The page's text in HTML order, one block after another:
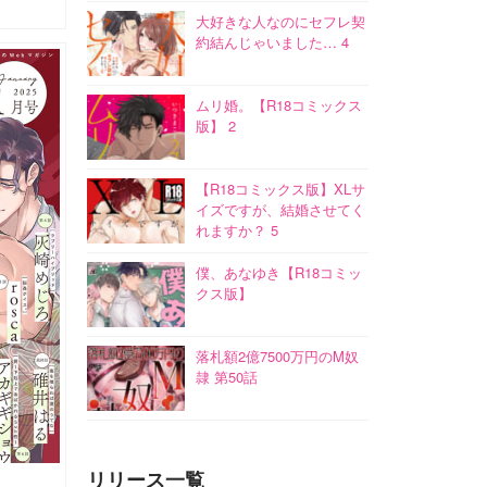
大好きな人なのにセフレ契
約結んじゃいました… 4
ムリ婚。【R18コミックス
版】 2
【R18コミックス版】XLサ
イズですが、結婚させてく
れますか？ 5
僕、あなゆき【R18コミッ
クス版】
落札額2億7500万円のM奴
隷 第50話
リリース一覧